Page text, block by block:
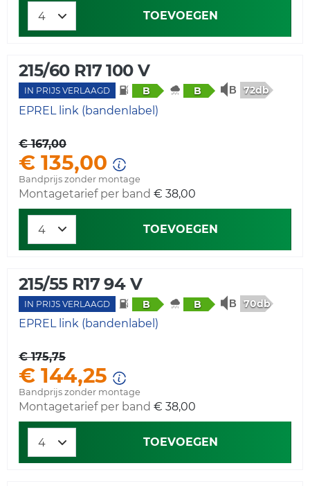
TOEVOEGEN
215/60 R17 100 V
IN PRIJS VERLAAGD B B 72db
EPREL link (bandenlabel)
€ 167,00
€ 135,00
Bandprijs zonder montage
Montagetarief per band € 38,00
TOEVOEGEN
215/55 R17 94 V
IN PRIJS VERLAAGD B B 70db
EPREL link (bandenlabel)
€ 175,75
€ 144,25
Bandprijs zonder montage
Montagetarief per band € 38,00
TOEVOEGEN